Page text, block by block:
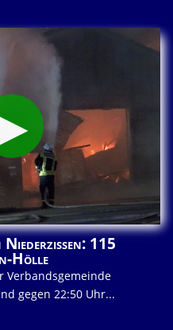
115
Hölle
Verbandsgemeinde
gegen 22:50 Uhr...